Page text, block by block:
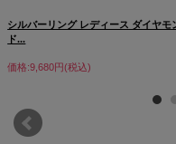
シルバーリング レディース ダイヤモ
ド...
価格:9,680円(税込)